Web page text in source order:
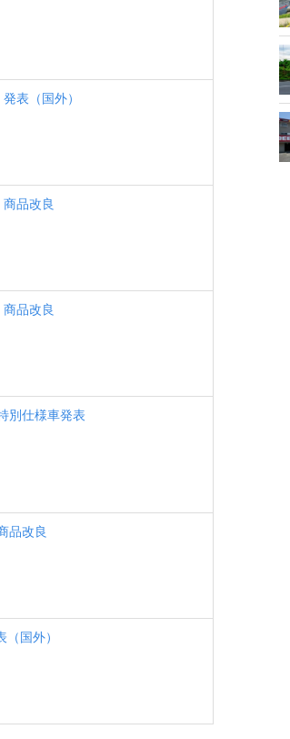
発表（国外）
商品改良
商品改良
別仕様車発表
品改良
（国外）